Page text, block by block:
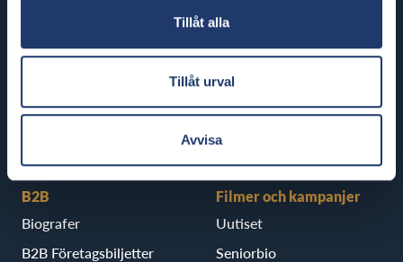
Tillåt alla
Tillåt urval
Avvisa
BioRex Borgå
B2B
Biografer
B2B Företagsbiljetter
Filmer och kampanjer
Uutiset
Seniorbio